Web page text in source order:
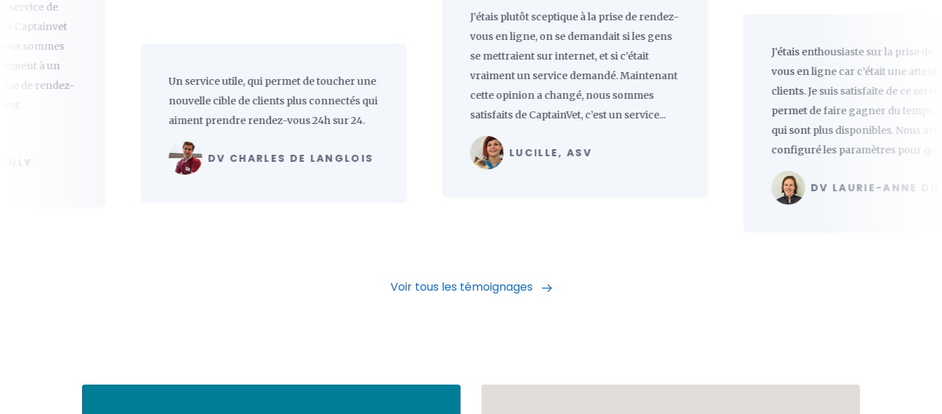
de
à un
Un service utile, qui permet de toucher une
nouvelle cible de clients plus connectés qui
aiment prendre rendez-vous 24h sur 24.
DV CHARLES DE LANGLOIS
J’étais plutôt sceptique à la prise de rendez-
vous en ligne, on se demandait si les gens
se mettraient sur internet, et si c’était
vraiment un service demandé. Maintenant
cette opinion a changé, nous sommes
satisfaits de CaptainVet, c’est un service...
LUCILLE, ASV
J’étais enthousiaste sur la prise de rendez-
vous en ligne car c’était une attente des
clients. Je suis satisfaite de ce service, cela
permet de faire gagner du temps aux ASV
qui sont plus disponibles. Nous avons
configuré les paramètres pour que la p...
DV LAURIE-ANNE DULIÈRE
Voir tous les témoignages